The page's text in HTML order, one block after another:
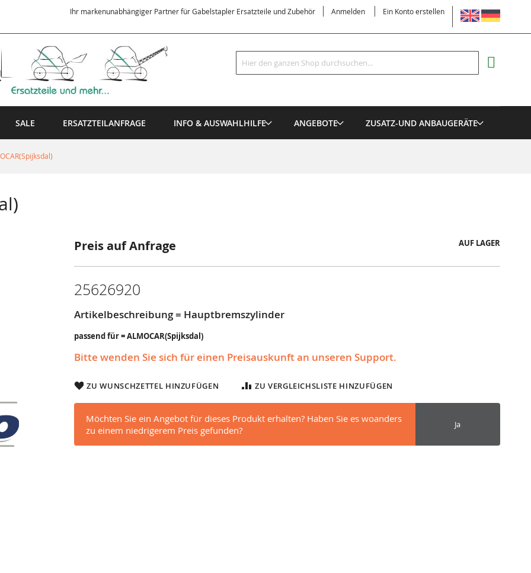
SPRACHE
Ihr markenunabhängiger Partner für Gabelstapler Ersatzteile und Zubehör Anmelden Ein Konto erstellen
Suche
Suche
SALE ERSATZTEILANFRAGE INFO & AUSWAHLHILFE ANGEBOTE ZUSATZ-UND ANBAUGERÄTE
Preis auf Anfrage AUF LAGER
25626920
Artikelbeschreibung = Hauptbremszylinder
passend für = ALMOCAR(Spijksdal)
Bitte wenden Sie sich für einen Preisauskunft an unseren Support.
ZU WUNSCHZETTEL HINZUFÜGEN ZU VERGLEICHSLISTE HINZUFÜGEN
Möchten Sie ein Angebot für dieses Produkt erhalten? Haben Sie es woanders
zu einem niedrigerem Preis gefunden?
Ja